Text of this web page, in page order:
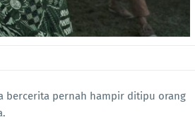
bercerita pernah hampir ditipu orang